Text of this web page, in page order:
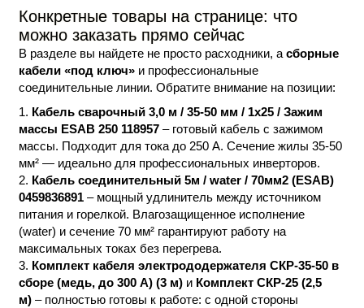
Конкретные товары на странице: что
можно заказать прямо сейчас
В разделе вы найдете не просто расходники, асборные
кабели «под ключ» и профессиональные
соединительные линии. Обратите внимание на позиции:
Кабель сварочный 3,0 м / 35-50 мм / 1х25 / Зажим
массы ESAB 250 118957 – готовый кабель с зажимом
массы. Подходит для тока до 250 А. Сечение жилы 35-50
мм² — идеально для профессиональных инверторов.
Кабель соединительный 5м / water / 70мм2 (ESAB)
0459836891 – мощный удлинитель между источником
питания и горелкой. Влагозащищенное исполнение
(water) и сечение 70 мм² гарантируют работу на
максимальных токах без перегрева.
Комплект кабеля электрододержателя СКР-35-50 в
сборе (медь, до 300 А) (3 м) и Комплект СКР-25 (2,5
м) – полностью готовы к работе: с одной стороны